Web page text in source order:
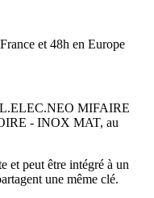
et 48h en Europe
MIFAIRE
- INOX MAT, au
et peut être intégré à un
une même clé.